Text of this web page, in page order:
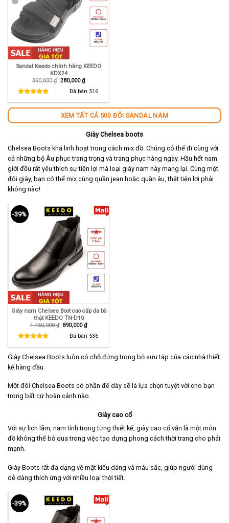
Sandal Keedo chính hãng KEEDO
KDX24
390,000₫ Giá
280,000₫Giá
hiện
tại
Đã bán 516
XEM TẤT CẢ 500 ĐÔI SANDAL NAM
Giày Chelsea boots
Chelsea Boots khá linh hoạt trong cách mix đồ. Chúng có thể đi cùng với
cả những bộ Âu phục trang trọng và trang phục hàng ngày. Hầu hết nam
giới đều rất yêu thích sự tiện lợi mà loại giày nam này mang lại. Cùng một
đôi giày, bạn có thể mix cùng quần jean hoặc quần âu, thật tiện lợi phải
không nào!
-39%
Giày nam Chelsea Boot cao cấp da bò
thật KEEDO TN-D10
1,450,000₫ Giá
890,000₫Giá
hiện
tại
Đã bán 536
Giày Chelsea Boots luôn có chỗ đứng trong bộ sưu tập của các nhà thiết
kế hàng đầu.
Một đôi Chelsea Boots có phần đế dày sẽ là lựa chọn tuyệt vời cho bạn
trong bất cứ hoàn cảnh nào.
Giày cao cổ
Với sự lịch lãm, nam tính trong từng thiết kế, giày cao cổ vẫn là một món
đồ không thể bỏ qua trong việc tạo dựng phong cách thời trang cho phái
mạnh.
Giày Boots rất đa dạng về mặt kiểu dáng và màu sắc, giúp người dùng
dễ dàng thích ứng với nhiều loại thời tiết.
-39%